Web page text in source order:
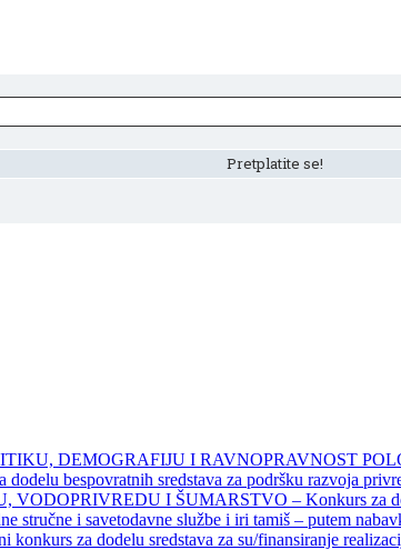
DEMOGRAFIJU I RAVNOPRAVNOST
bespovratnih sredstava za podršku razvoja
I ŠUMARSTVO – Konkurs za
stručne i savetodavne službe i iri tamiš ‒ putem
za dodelu sredstava za su/finansiranje